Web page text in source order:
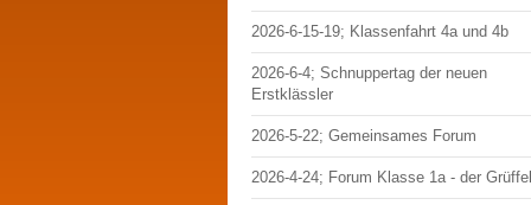
2026-6-15-19; Klassenfahrt 4a und 4b
2026-6-4; Schnuppertag der neuen
Erstklässler
2026-5-22; Gemeinsames Forum
2026-4-24; Forum Klasse 1a - der